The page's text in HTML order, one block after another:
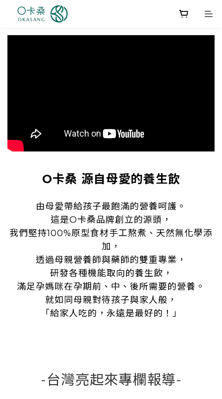
O卡桑 源自母愛的養生飲
由母愛帶給孩子最飽滿的營養呵護。
這是O卡桑品牌創立的源頭，
我們堅持100%原型食材手工熬煮、天然無化學添
加，
透過母親營養師與藥師的雙重專業，
研發各種機能取向的養生飲，
滿足孕媽咪在孕期前、中、後所需要的營養。
就如同母親對待孩子與家人般，
「給家人吃的，永遠是最好的！」
-台灣亮起來專欄報導-